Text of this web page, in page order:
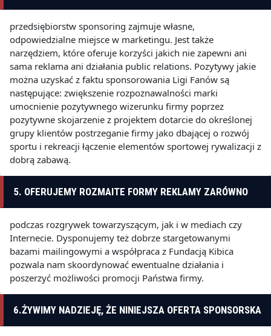
przedsiębiorstw sponsoring zajmuje własne,
odpowiedzialne miejsce w marketingu. Jest także
narzędziem, które oferuje korzyści jakich nie zapewni ani
sama reklama ani działania public relations. Pozytywy jakie
można uzyskać z faktu sponsorowania Ligi Fanów są
następujące: zwiększenie rozpoznawalności marki
umocnienie pozytywnego wizerunku firmy poprzez
pozytywne skojarzenie z projektem dotarcie do określonej
grupy klientów postrzeganie firmy jako dbającej o rozwój
sportu i rekreacji łączenie elementów sportowej rywalizacji z
dobrą zabawą.
5. OFERUJEMY ROZMAITE FORMY REKLAMY ZARÓWNO
podczas rozgrywek towarzyszącym, jak i w mediach czy
Internecie. Dysponujemy też dobrze stargetowanymi
bazami mailingowymi a współpraca z Fundacją Kibica
pozwala nam skoordynować ewentualne działania i
poszerzyć możliwości promocji Państwa firmy.
6.ŻYWIMY NADZIEJĘ, ŻE NINIEJSZA OFERTA SPONSORSKA